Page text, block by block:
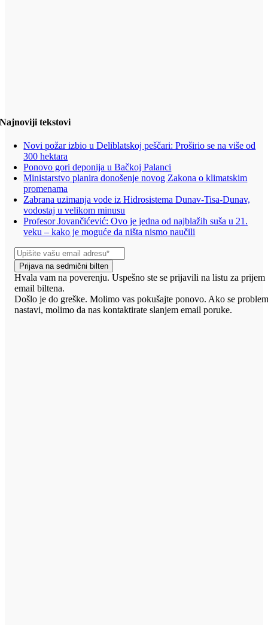
Najnoviji tekstovi
Novi požar izbio u Deliblatskoj peščari: Proširio se na više od
300 hektara
Ponovo gori deponija u Bačkoj Palanci
Ministarstvo planira donošenje novog Zakona o klimatskim
promenama
Zabrana uzimanja vode iz Hidrosistema Dunav-Tisa-Dunav,
vodostaj u velikom minusu
Profesor Jovančićević: Ovo je jedna od najblažih suša u 21.
veku – kako je moguće da ništa nismo naučili
Prijava na sedmični bilten
Hvala vam na poverenju. Uspešno ste se prijavili na listu za prijem
email biltena.
Došlo je do greške. Molimo vas pokušajte ponovo. Ako se
nastavi, molimo da nas kontaktirate slanjem email poruke.